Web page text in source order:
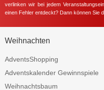
verlinken wir bei jedem
einen Fehler entdeckt? Dann können Sie
Weihnachten
AdventsShopping
Adventskalender Gewinnspiele
Weihnachtsbaum